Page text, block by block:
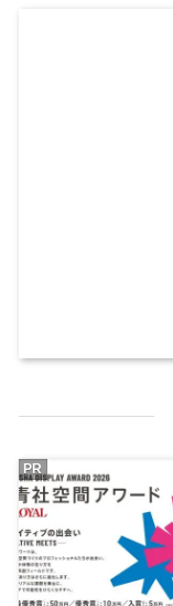
PR